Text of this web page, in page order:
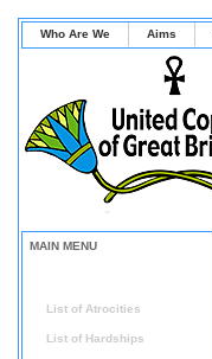
Who Are We Aims
MAIN MENU
List of Atrocities
List of Hardships